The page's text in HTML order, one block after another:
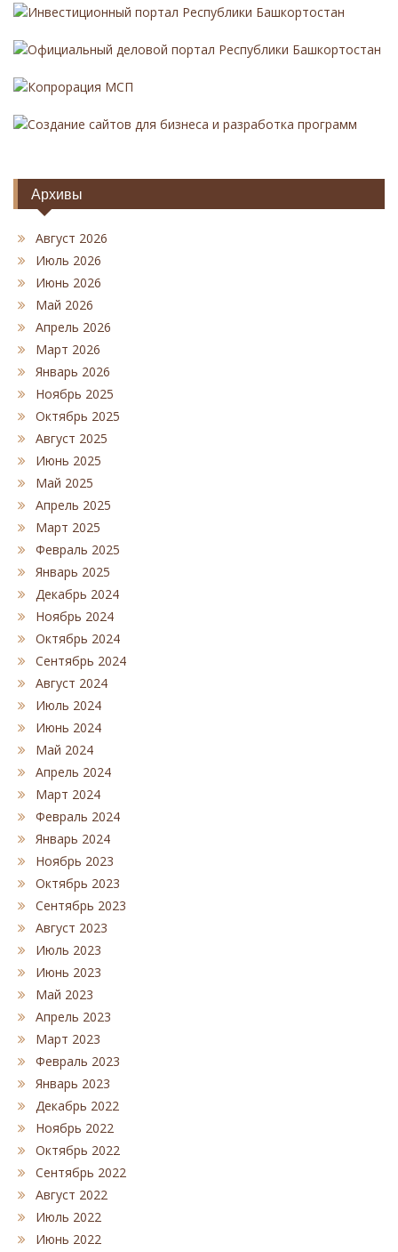
Инвестиционный портал Республики Башкортостан
Официальный деловой портал Республики Башкортостан
Копрорация МСП
Создание сайтов для бизнеса и разработка программ
Архивы
Август 2026
Июль 2026
Июнь 2026
Май 2026
Апрель 2026
Март 2026
Январь 2026
Ноябрь 2025
Октябрь 2025
Август 2025
Июнь 2025
Май 2025
Апрель 2025
Март 2025
Февраль 2025
Январь 2025
Декабрь 2024
Ноябрь 2024
Октябрь 2024
Сентябрь 2024
Август 2024
Июль 2024
Июнь 2024
Май 2024
Апрель 2024
Март 2024
Февраль 2024
Январь 2024
Ноябрь 2023
Октябрь 2023
Сентябрь 2023
Август 2023
Июль 2023
Июнь 2023
Май 2023
Апрель 2023
Март 2023
Февраль 2023
Январь 2023
Декабрь 2022
Ноябрь 2022
Октябрь 2022
Сентябрь 2022
Август 2022
Июль 2022
Июнь 2022